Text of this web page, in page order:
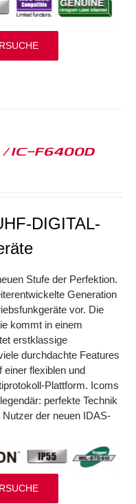
/ IC-F6400D
DIGITAL-
Stufe der Perfektion.
Generation
vor. Die
kommt in einem
erstklassige
durchdachte Features
einer flexiblen und
Plattform. Icoms
perfekte Technik
der neuen IDAS-